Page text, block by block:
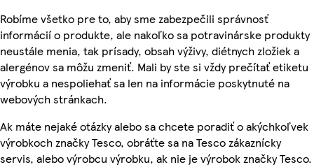
Robíme všetko pre to, aby sme zabezpečili správnosť
informácií o produkte, ale nakoľko sa potravinárske produkty
neustále menia, tak prísady, obsah výživy, diétnych zložiek a
alergénov sa môžu zmeniť. Mali by ste si vždy prečítať etiketu
výrobku a nespoliehať sa len na informácie poskytnuté na
webových stránkach.
Ak máte nejaké otázky alebo sa chcete poradiť o akýchkoľvek
výrobkoch značky Tesco, obráťte sa na Tesco zákaznícky
servis, alebo výrobcu výrobku, ak nie je výrobok značky Tesco.